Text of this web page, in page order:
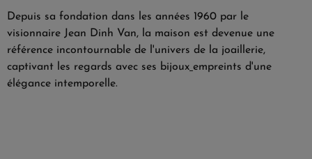
Depuis sa fondation dans les années 1960 par le
visionnaire Jean Dinh Van, la maison est devenue une
référence incontournable de l'univers de la joaillerie,
captivant les regards avec ses bijoux empreints d'une
élégance intemporelle.